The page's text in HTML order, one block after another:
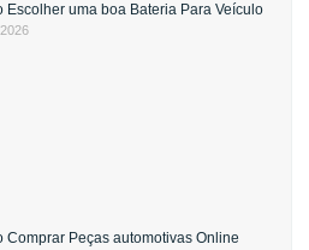
Escolher uma boa Bateria Para Veículo
Comprar Peças automotivas Online